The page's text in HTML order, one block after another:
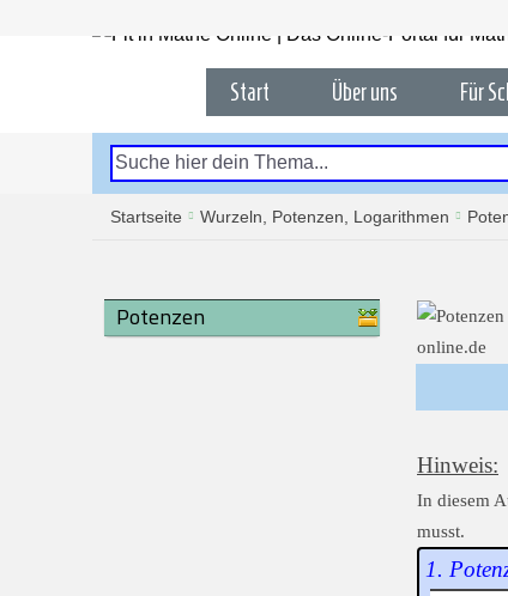
Start Über uns Für
Startseite Wurzeln, Potenzen, Logarithmen
Potenzen
Hinweis:
In diesem
musst.
1.